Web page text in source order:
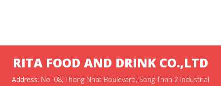
RITA FOOD AND DRINK CO.,LTD
Address: No. 08, Thong Nhat Boulevard, Song Than 2 Industrial